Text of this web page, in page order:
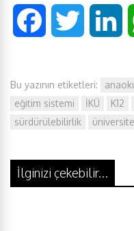
c
e
o
i
e
n
k
d
Bu yazının etiketleri:
eğitim sistemi
İKÜ K12
sürdürülebilirlik
üniversite
İlginizi çekebilir...